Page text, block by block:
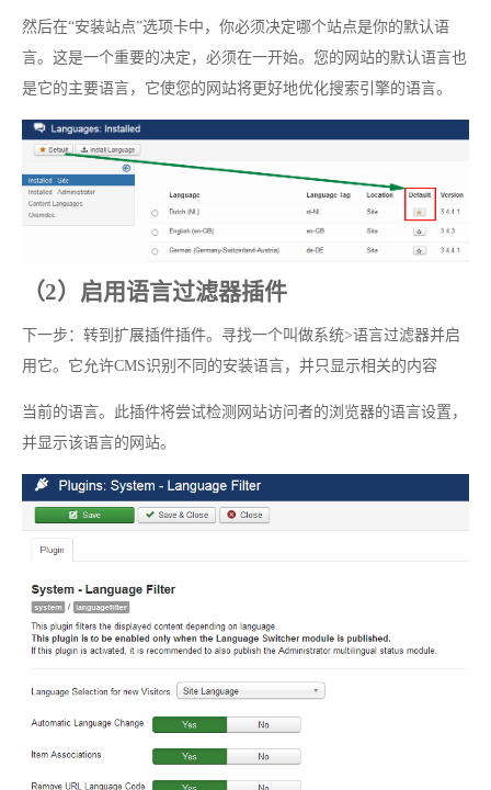
然后在“安装站点”选项卡中，你必须决定哪个站点是你的默认语
言。这是一个重要的决定，必须在一开始。您的网站的默认语言也
是它的主要语言，它使您的网站将更好地优化搜索引擎的语言。
（2）启用语言过滤器插件
下一步：转到扩展插件插件。寻找一个叫做系统>语言过滤器并启
用它。它允许CMS识别不同的安装语言，并只显示相关的内容
当前的语言。此插件将尝试检测网站访问者的浏览器的语言设置，
并显示该语言的网站。